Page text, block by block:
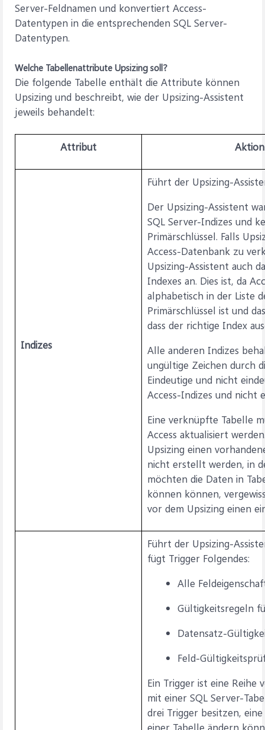
Server-Feldnamen und konvertiert Access-
Datentypen in die entsprechenden SQL Server-
Datentypen.
Welche Tabellenattribute Upsizing soll?
Die folgende Tabelle enthält die Attribute können
Upsizing und beschreibt, wie der Upsizing-Assistent
jeweils behandelt:
Attribut
Indizes
Führt der Upsizing-
Der Upsizing-Assistent
SQL Server-Indizes und
Primärschlüssel. Falls
Access-Datenbank zu
Upsizing-Assistent auch
Indexes an. Dies ist, da
alphabetisch in der Liste
Primärschlüssel ist und
dass der richtige Index
Alle anderen Indizes
ungültige Zeichen durch
Eindeutige und nicht
Access-Indizes und nicht
Eine verknüpfte Tabelle
Access aktualisiert
Upsizing einen
nicht erstellt werden, in
möchten die Daten in
können können,
vor dem Upsizing einen
Führt der Upsizing-
fügt Trigger Folgendes:
Alle
Gültigkeitsregeln
Datensatz-
Feld-
Ein Trigger ist eine Reihe
mit einer SQL Server-
drei Trigger besitzen,
einer Tabelle ändern